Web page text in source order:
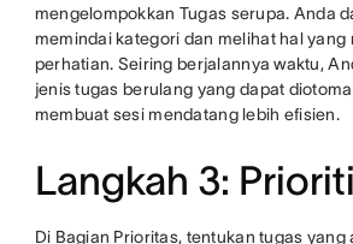
mengelompokkan Tugas serupa. Anda
memindai kategori dan melihat hal yang
perhatian. Seiring berjalannya waktu,
jenis tugas berulang yang dapat
membuat sesi mendatang lebih efisien.
Langkah 3:
Di Bagian Prioritas, tentukan tugas yang